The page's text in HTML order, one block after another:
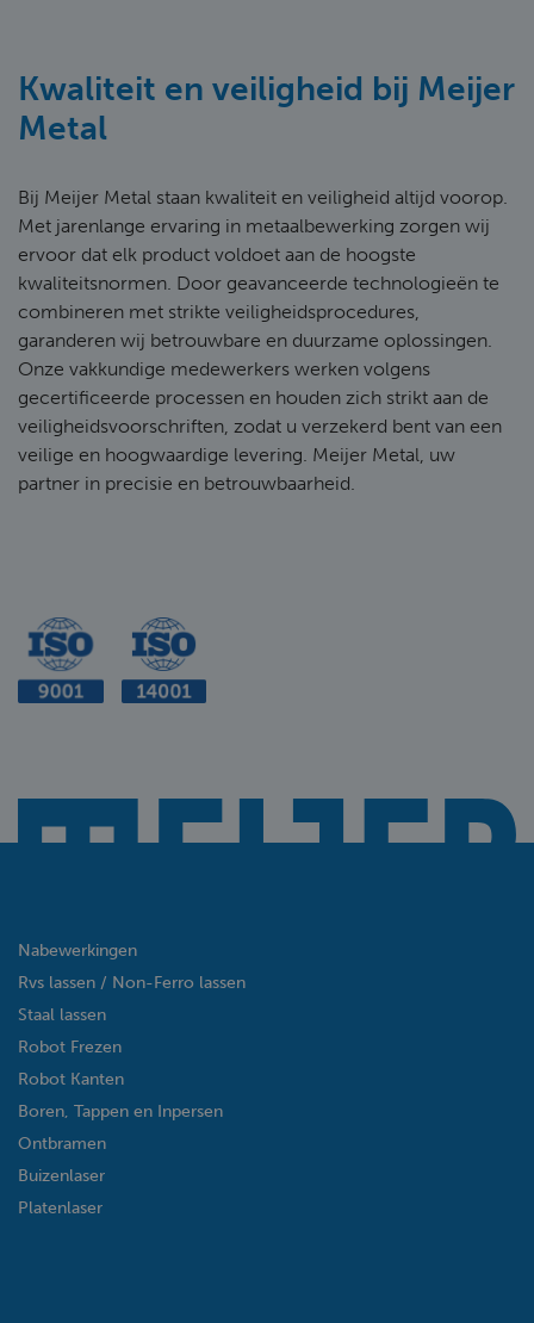
Kwaliteit en veiligheid bij Meijer
Metal
Bij Meijer Metal staan kwaliteit en veiligheid altijd voorop.
Met jarenlange ervaring in metaalbewerking zorgen wij
ervoor dat elk product voldoet aan de hoogste
kwaliteitsnormen. Door geavanceerde technologieën te
combineren met strikte veiligheidsprocedures,
garanderen wij betrouwbare en duurzame oplossingen.
Onze vakkundige medewerkers werken volgens
gecertificeerde processen en houden zich strikt aan de
veiligheidsvoorschriften, zodat u verzekerd bent van een
veilige en hoogwaardige levering. Meijer Metal, uw
partner in precisie en betrouwbaarheid.
Nabewerkingen
Rvs lassen / Non-Ferro lassen
Staal lassen
Robot Frezen
Robot Kanten
Boren, Tappen en Inpersen
Ontbramen
Buizenlaser
Platenlaser